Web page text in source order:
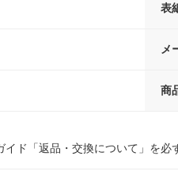
表
メ
商
イド「返品・交換について」を必